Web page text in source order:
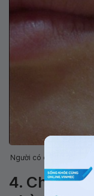
Người có da bị khô
4. Chăm